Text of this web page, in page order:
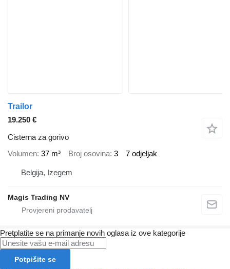
Trailor
19.250 €
Cisterna za gorivo
Volumen 37 m³ Broj osovina 3 7 odjeljak
Belgija, Izegem
Magis Trading NV
Pretplatite se na primanje novih oglasa iz ove kategorije
Potpišite se